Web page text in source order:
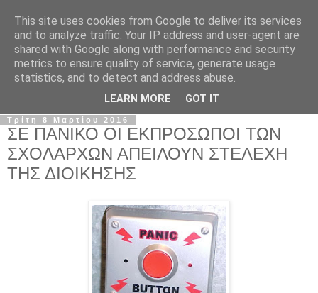
Σ.Ι.Ε.Λ.Β.Ε.
Ο επίσημος ιστότοπος του Συλλόγου Ιδιωτικών
Εκπαιδευτικών Λειτουργών Βόρειας Ελλάδας
Τρίτη 8 Μαρτίου 2016
ΣΕ ΠΑΝΙΚΟ ΟΙ ΕΚΠΡΟΣΩΠΟΙ ΤΩΝ
ΣΧΟΛΑΡΧΩΝ ΑΠΕΙΛΟΥΝ ΣΤΕΛΕΧΗ
ΤΗΣ ΔΙΟΙΚΗΣΗΣ
This site uses cookies from Google to deliver its services
and to analyze traffic. Your IP address and user-agent are
shared with Google along with performance and security
metrics to ensure quality of service, generate usage
statistics, and to detect and address abuse.
LEARN MORE GOT IT